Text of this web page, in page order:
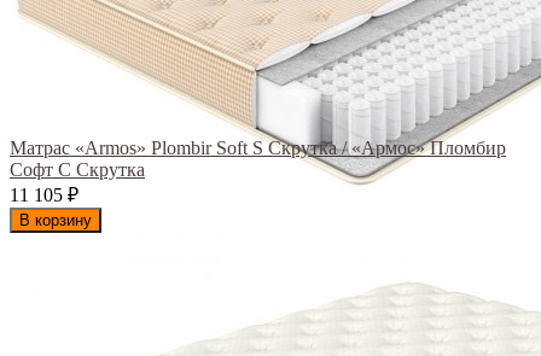
Матрас «Armos» Plombir Soft S Скрутка / «Армос» Пломбир
Софт С Скрутка
11 105 ₽
В корзину